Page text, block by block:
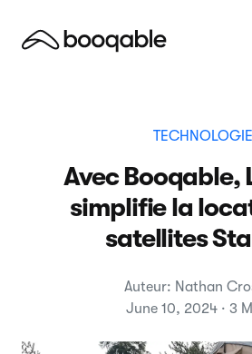
TECHNOLOGIE
Avec Booqable,
simplifie la
satellites
Auteur: Nathan
June 10, 2024 · 3